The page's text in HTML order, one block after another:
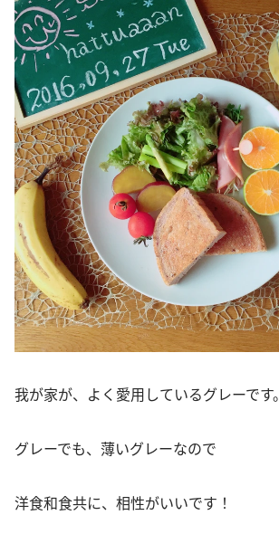
我が家が、よく愛用しているグレーです。
グレーでも、薄いグレーなので
洋食和食共に、相性がいいです！